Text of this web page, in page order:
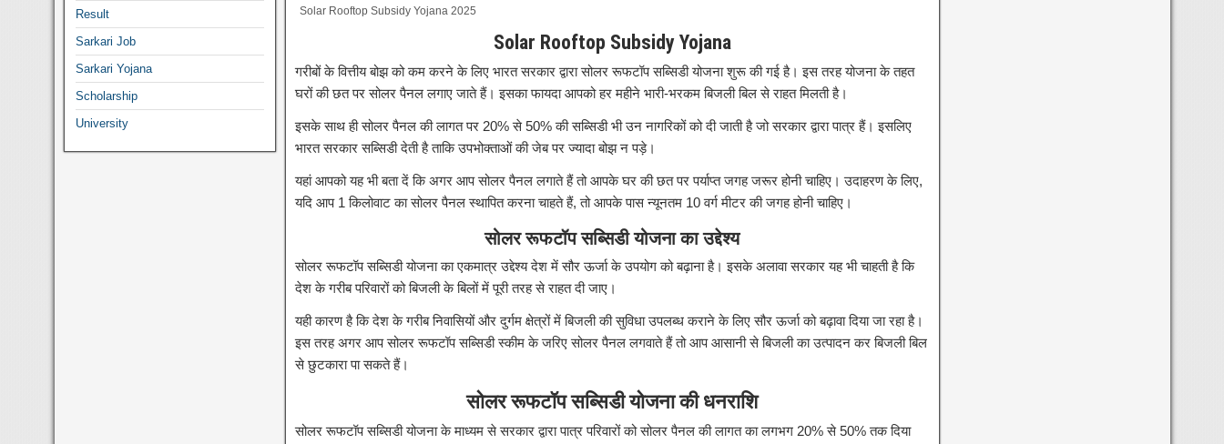
Solar Rooftop Subsidy Yojana 2025
Solar Rooftop Subsidy Yojana
गरीबों के वित्तीय बोझ को कम करने के लिए भारत सरकार द्वारा सोलर रूफटॉप सब्सिडी योजना शुरू की गई है। इस तरह योजना के तहत
घरों की छत पर सोलर पैनल लगाए जाते हैं। इसका फायदा आपको हर महीने भारी-भरकम बिजली बिल से राहत मिलती है।
इसके साथ ही सोलर पैनल की लागत पर 20% से 50% की सब्सिडी भी उन नागरिकों को दी जाती है जो सरकार द्वारा पात्र हैं। इसलिए
भारत सरकार सब्सिडी देती है ताकि उपभोक्ताओं की जेब पर ज्यादा बोझ न पड़े।
यहां आपको यह भी बता दें कि अगर आप सोलर पैनल लगाते हैं तो आपके घर की छत पर पर्याप्त जगह जरूर होनी चाहिए। उदाहरण के लिए,
यदि आप 1 किलोवाट का सोलर पैनल स्थापित करना चाहते हैं, तो आपके पास न्यूनतम 10 वर्ग मीटर की जगह होनी चाहिए।
सोलर रूफटॉप सब्सिडी योजना का उद्देश्य
सोलर रूफटॉप सब्सिडी योजना का एकमात्र उद्देश्य देश में सौर ऊर्जा के उपयोग को बढ़ाना है। इसके अलावा सरकार यह भी चाहती है कि
देश के गरीब परिवारों को बिजली के बिलों में पूरी तरह से राहत दी जाए।
यही कारण है कि देश के गरीब निवासियों और दुर्गम क्षेत्रों में बिजली की सुविधा उपलब्ध कराने के लिए सौर ऊर्जा को बढ़ावा दिया जा रहा है।
इस तरह अगर आप सोलर रूफटॉप सब्सिडी स्कीम के जरिए सोलर पैनल लगवाते हैं तो आप आसानी से बिजली का उत्पादन कर बिजली बिल
से छुटकारा पा सकते हैं।
सोलर रूफटॉप सब्सिडी योजना की धनराशि
सोलर रूफटॉप सब्सिडी योजना के माध्यम से सरकार द्वारा पात्र परिवारों को सोलर पैनल की लागत का लगभग 20% से 50% तक दिया
Result
Sarkari Job
Sarkari Yojana
Scholarship
University